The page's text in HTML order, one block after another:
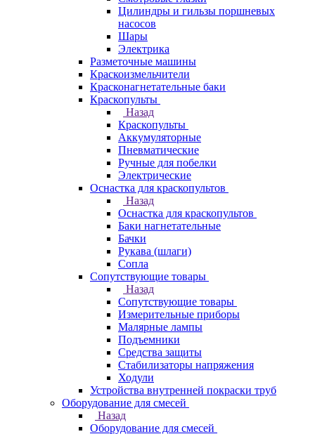
Цилиндры и гильзы поршневых
насосов
Шары
Электрика
Разметочные машины
Краскоизмельчители
Красконагнетательные баки
Краскопульты
Назад
Краскопульты
Аккумуляторные
Пневматические
Ручные для побелки
Электрические
Оснастка для краскопультов
Назад
Оснастка для краскопультов
Баки нагнетательные
Бачки
Рукава (шлаги)
Сопла
Сопутствующие товары
Назад
Сопутствующие товары
Измерительные приборы
Малярные лампы
Подъемники
Средства защиты
Стабилизаторы напряжения
Ходули
Устройства внутренней покраски труб
Оборудование для смесей
Назад
Оборудование для смесей